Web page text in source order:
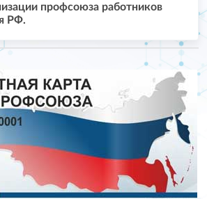
профсоюза работников
РФ.